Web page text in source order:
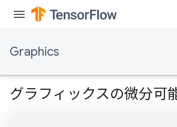
Graphics
グラフィックスの微分可